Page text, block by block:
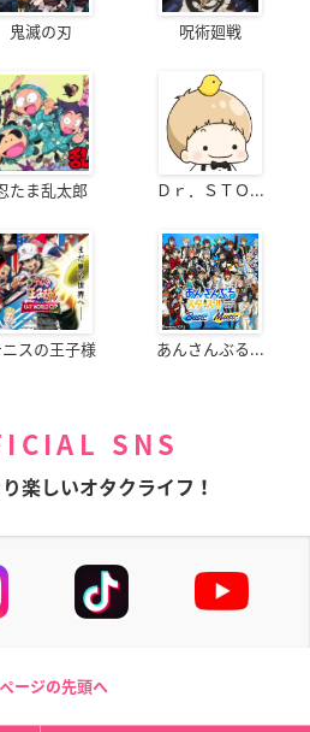
鬼滅の刃 呪術廻戦
たま乱太郎 Ｄｒ．ＳＴＯ...
スの王子様 あんさんぶる...
SNS
楽しいオタクライフ！
ページの先頭へ